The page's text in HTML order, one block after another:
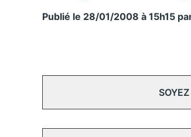
Publié le 28/01/2008 à 15h15